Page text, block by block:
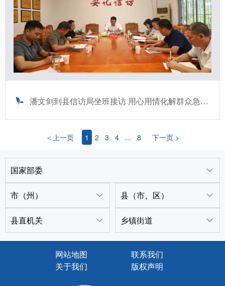
潘文剑到县信访局坐班接访 用心用情化解群众急难愁盼
＜上一页 1 2 3 4 ... 8 下一页 >
国家部委
市（州） 县（市、区）
县直机关 乡镇街道
网站地图
联系我们
关于我们
版权声明